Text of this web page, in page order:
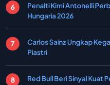
Penalti Kimi Antonelli
Hungaria 2026
Carlos Sainz Ungkap
Piastri
Red Bull Beri Sinyal Kuat